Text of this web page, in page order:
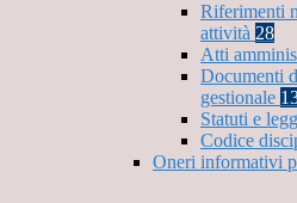
Riferimenti
attività 28
Atti
Documenti
gestionale
Statuti e
Codice
Oneri informativi